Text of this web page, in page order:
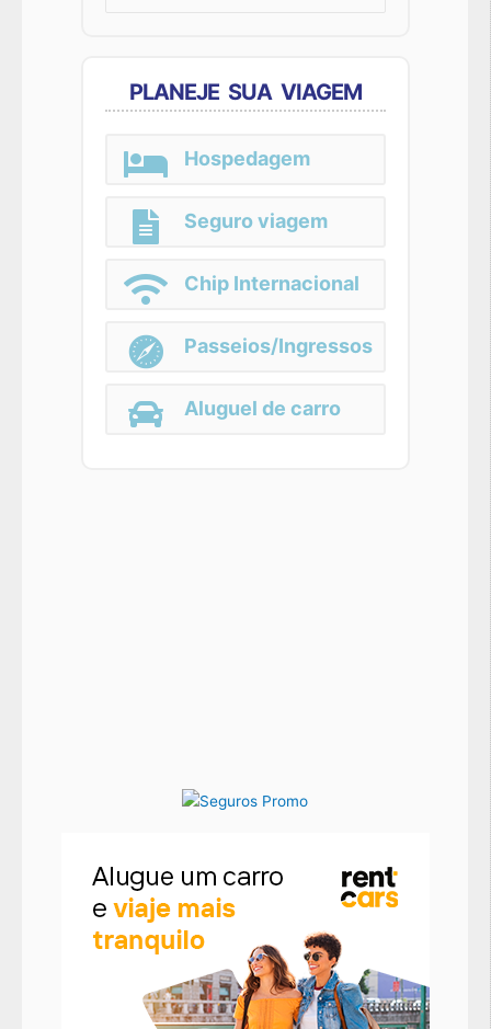
PLANEJE SUA VIAGEM
Hospedagem
Seguro viagem
Chip Internacional
Passeios/Ingressos
Aluguel de carro